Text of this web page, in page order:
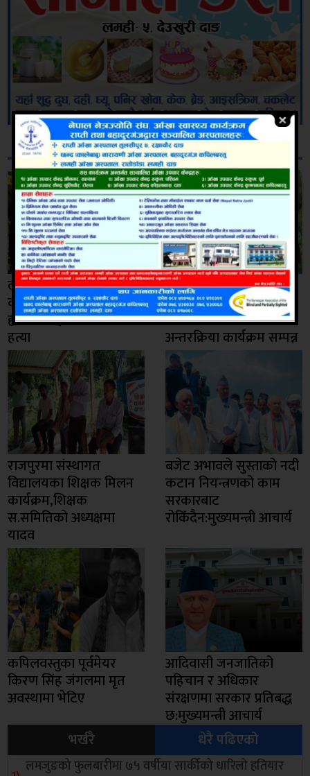
सम्बन्धित
लमजुङको फुलबारीमा ७५
वर्षीया सार्कीको धारिलो
हतियार प्रहार गरी बीभत्स
हत्या
भू-संरक्षण दिवसका
अवसरमा गढवाको
मलमलामा बाँस रोपण र
अन्तरक्रिया कार्यक्रम सम्पन्न
राजपुरमा संस्थागत
विद्यालयका शिक्षक मिलन
कार्यक्रम,शिक्षक
स.समितिको अध्यक्षमा
यादव
बजेट अभावले सुस्ताको नदी
कटान नियन्त्रणको काम
सरकारबाट
रोकिँदैन:मुख्यमन्त्री आचार्य
कपिलवस्तुका पूर्वमेयर
किरण सिंह जंगलमा मृत
अवस्थामा भेटिए
आदिवासी जनजातिको
पहिचान र अधिकार
संरक्षणमा सरकार प्रतिबद्ध
छ:मुख्यमन्त्री आचार्य
भर्खरै
धेरै पढिएको
लमजुङको फुलबारीमा ७५ वर्षीया सार्कीको धारिलो हतियार